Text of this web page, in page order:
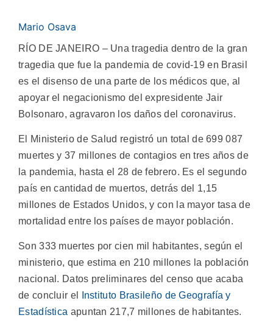
Mario Osava
RÍO DE JANEIRO – Una tragedia dentro de la gran
tragedia que fue la pandemia de covid-19 en Brasil
es el disenso de una parte de los médicos que, al
apoyar el negacionismo del expresidente Jair
Bolsonaro, agravaron los daños del coronavirus.
El Ministerio de Salud registró un total de 699 087
muertes y 37 millones de contagios en tres años de
la pandemia, hasta el 28 de febrero. Es el segundo
país en cantidad de muertos, detrás del 1,15
millones de Estados Unidos, y con la mayor tasa de
mortalidad entre los países de mayor población.
Son 333 muertes por cien mil habitantes, según el
ministerio, que estima en 210 millones la población
nacional. Datos preliminares del censo que acaba
de concluir el
Instituto Brasileño de Geografía y
Estadística apuntan 217,7 millones de habitantes.